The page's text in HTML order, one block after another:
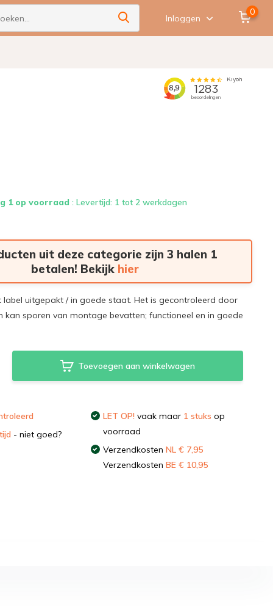
Inloggen
0
1 op voorraad: Levertijd: 1 tot 2 werkdagen
uit deze categorie zijn 3 halen 1
betalen! Bekijk hier
uitgepakt / in goede staat. Het is gecontroleerd door
kan sporen van montage bevatten; functioneel en in goede
Toevoegen aan winkelwagen
- niet goed?
LET OP!vaak maar 1 stuks op
voorraad
Verzendkosten NL € 7,95
Verzendkosten BE € 10,95